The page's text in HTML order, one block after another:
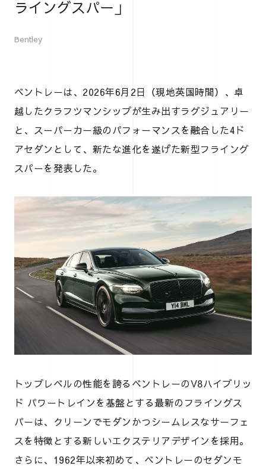
ライングスパー」
Bentley
ベントレーは、2026年6月2日（現地英国時間）、卓
越したクラフツマンシップが生み出すラグジュアリー
と、スーパーカー級のパフォーマンスを融合した4ド
アセダンとして、新たな進化を遂げた新型フライング
スパーを発表した。
トップレベルの性能を誇るベントレーのV8ハイブリッ
ド パワートレインを基盤とする最新のフライングス
パーは、クリーンでモダンかつシームレスなサーフェ
スを特徴とする新しいエクステリアデザインを採用。
さらに、1962年以来初めて、ベントレーのセダンモ